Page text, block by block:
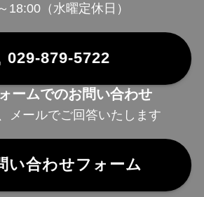
18:00（水曜定休日）
029-879-5722
ームでのお問い合わせ
メールでご回答いたします
い合わせフォーム